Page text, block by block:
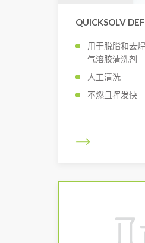
QUICKSOLV
用于脱脂和去
气溶胶清洗剂
人工清洗
不燃且挥发快